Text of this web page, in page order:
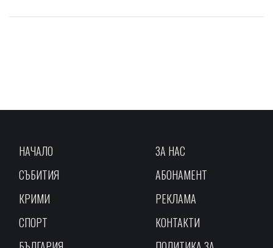
НАЧАЛО
СЪБИТИЯ
КРИМИ
СПОРТ
ЗА НАС
АБОНАМЕНТ
РЕКЛАМА
КОНТАКТИ